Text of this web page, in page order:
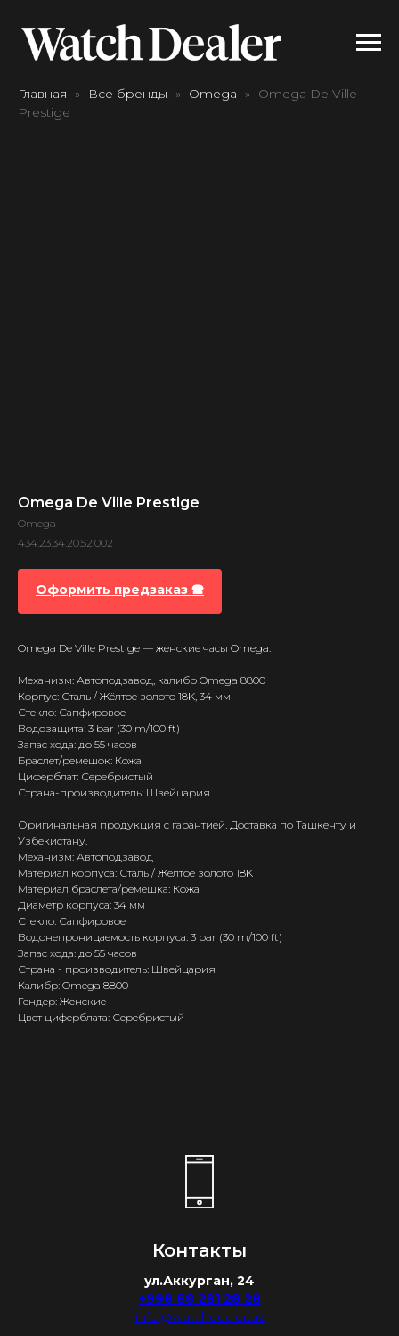
Главная Все бренды Omega
Omega De Ville
Prestige
Omega De Ville Prestige
Omega
434.23.34.20.52.002
Оформить предзаказ 🕿
Omega De Ville Prestige — женские часы Omega.
Механизм: Автоподзавод, калибр Omega 8800
Корпус: Сталь / Жёлтое золото 18K, 34 мм
Стекло: Сапфировое
Водозащита: 3 bar (30 m/100 ft)
Запас хода: до 55 часов
Браслет/ремешок: Кожа
Циферблат: Серебристый
Страна-производитель: Швейцария
Оригинальная продукция с гарантией. Доставка по Ташкенту и
Узбекистану.
Механизм: Автоподзавод
Материал корпуса: Сталь / Жёлтое золото 18K
Материал браслета/ремешка: Кожа
Диаметр корпуса: 34 мм
Стекло: Сапфировое
Водонепроницаемость корпуса: 3 bar (30 m/100 ft)
Запас хода: до 55 часов
Страна - производитель: Швейцария
Калибр: Omega 8800
Гендер: Женские
Цвет циферблата: Серебристый
Контакты
ул.Аккурган, 24
+998 88 281 28 28
info@watchdealer.uz